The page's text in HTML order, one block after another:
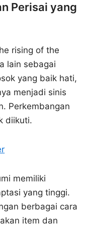
Perisai yang
rising of the
lain sebagai
yang baik hati,
menjadi sinis
Perkembangan
diikuti.
memiliki
yang tinggi.
berbagai cara
item dan